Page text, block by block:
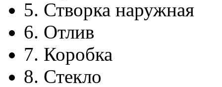
5. Створка наружная
6. Отлив
7. Коробка
8. Стекло